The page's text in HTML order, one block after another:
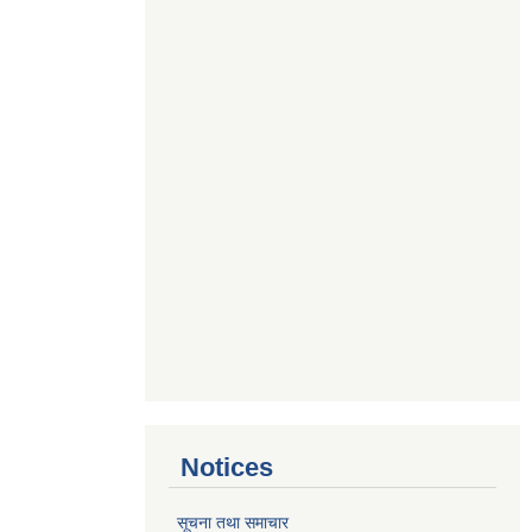
Notices
सूचना तथा समाचार